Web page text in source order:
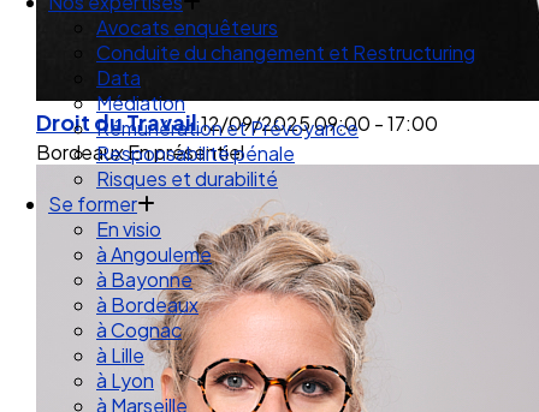
Nos expertises
Avocats enquêteurs
Conduite du changement et Restructuring
Data
Médiation
Rémunération et Prévoyance
Responsabilité pénale
Risques et durabilité
Se former
En visio
à Angouleme
à Bayonne
à Bordeaux
à Cognac
à Lille
à Lyon
Droit du Travail12/09/202509:00 - 17:00
BordeauxEn présentiel